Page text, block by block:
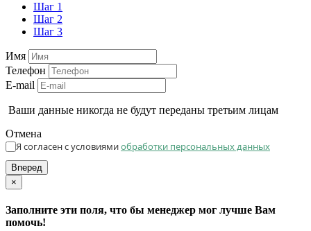
Шаг 1
Шаг 2
Шаг 3
Имя
Телефон
E-mail
Ваши данные никогда не будут переданы третьим лицам
Отмена
Я согласен с условиямиобработки персональных данных
Вперед
×
Заполните эти поля, что бы менеджер мог лучше Вам
помочь!